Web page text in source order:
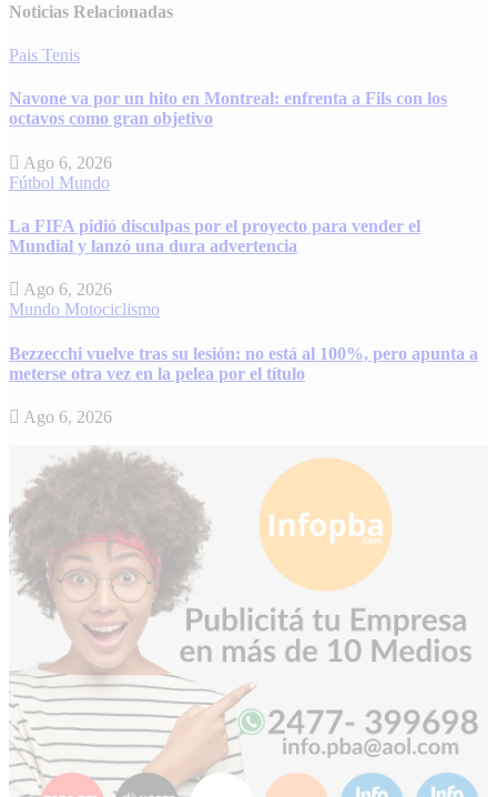
Noticias Relacionadas
Pais Tenis
Navone va por un hito en Montreal: enfrenta a Fils con los
octavos como gran objetivo
Ago 6, 2026
Fútbol Mundo
La FIFA pidió disculpas por el proyecto para vender el
Mundial y lanzó una dura advertencia
Ago 6, 2026
Mundo Motociclismo
Bezzecchi vuelve tras su lesión: no está al 100%, pero apunta a
meterse otra vez en la pelea por el título
Ago 6, 2026